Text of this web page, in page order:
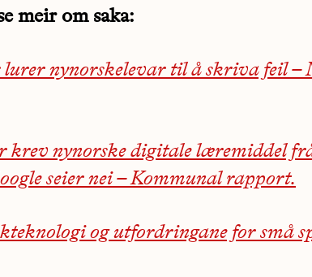
meir om saka:
lurer nynorskelevar til å skriva feil –
krev nynorske digitale læremiddel
seier nei – Kommunal rapport.
og utfordringane for små